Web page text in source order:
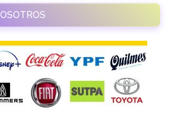
RAMASSO PRODUCTORA